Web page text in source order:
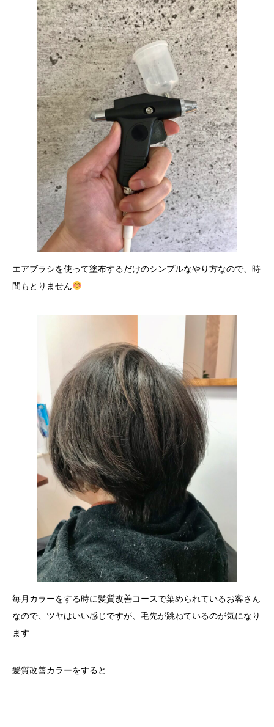
エアブラシを使って塗布するだけのシンプルなやり方なので、時
間もとりません
毎月カラーをする時に髪質改善コースで染められているお客さん
なので、ツヤはいい感じですが、毛先が跳ねているのが気になり
ます
髪質改善カラーをすると